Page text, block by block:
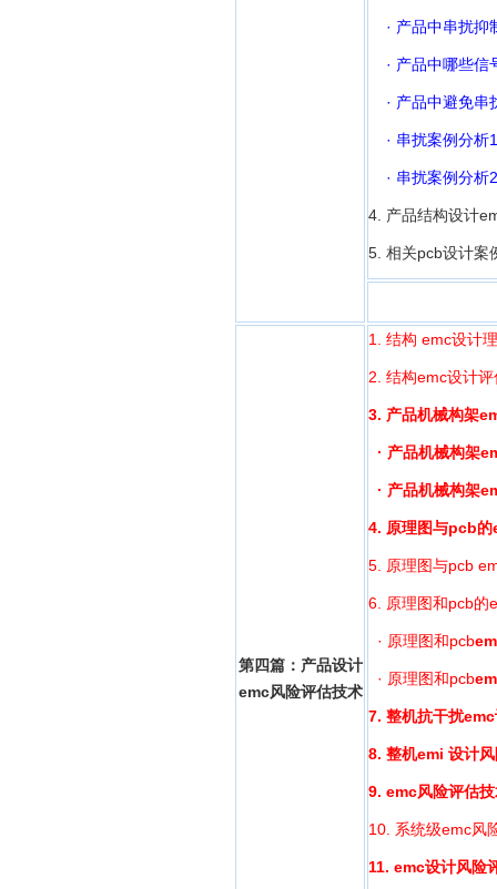
· 产品中串扰抑
· 产品中哪些信
· 产品中避免串
· 串扰案例分析
· 串扰案例分析
4. 产品结构设计
5. 相关pcb设计案
第四篇：产品设计
emc风险评估技术
1. 结构 emc设计
2. 结构emc设计
3. 产品机械构架
· 产品机械构架
· 产品机械构架
4. 原理图与pcb的
5. 原理图与pcb
6. 原理图和pcb的
· 原理图和pcb
· 原理图和pcb
7.整机抗干扰
8.整机emi设计
9.emc风险评估
10. 系统级emc风
11.emc设计风险